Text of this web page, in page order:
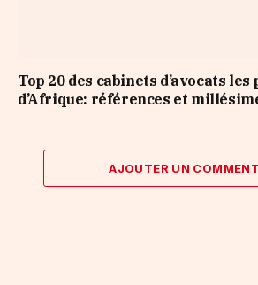
Top 20 des cabinets d’avocats
d’Afrique: références et
AJOUTER UN